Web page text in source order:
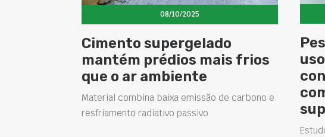
08/10/2025
Cimento supergelado
mantém prédios mais frios
que o ar ambiente
Material combina baixa emissão de carbono e
resfriamento radiativo passivo